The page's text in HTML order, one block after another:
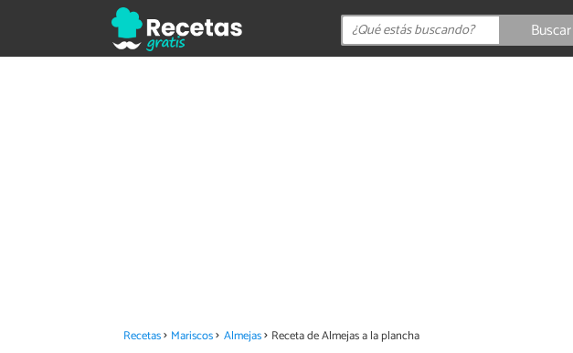
Buscar
Recetas Mariscos Almejas Receta de Almejas a la plancha